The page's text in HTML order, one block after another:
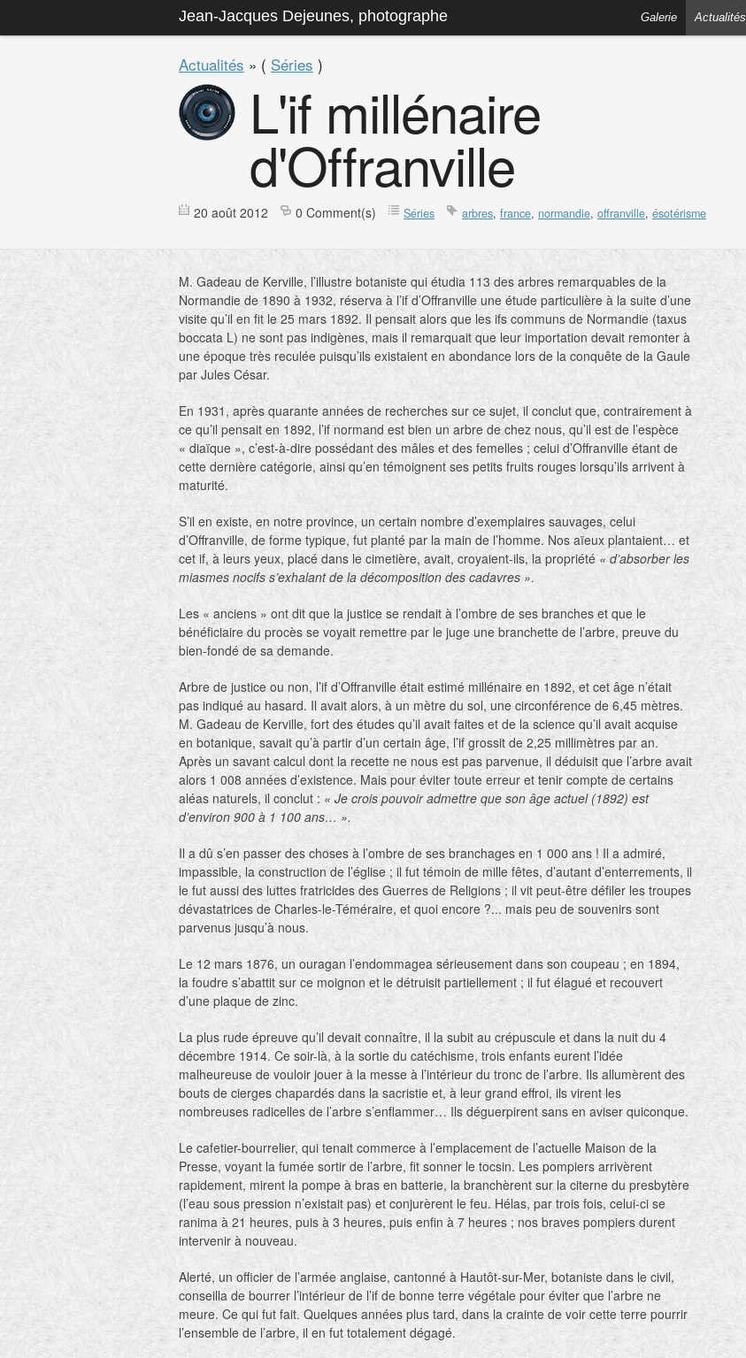
Jean-Jacques Dejeunes, photographe Galerie Actualités
Actualités » ( Séries )
L'if millénaire
d'Offranville
20 août 2012 0 Comment(s) Séries arbres, france, normandie, offranville, ésotérisme
M. Gadeau de Kerville, l’illustre botaniste qui étudia 113 des arbres remarquables de la
Normandie de 1890 à 1932, réserva à l’if d’Offranville une étude particulière à la suite d’une
visite qu’il en fit le 25 mars 1892. Il pensait alors que les ifs communs de Normandie (taxus
boccata L) ne sont pas indigènes, mais il remarquait que leur importation devait remonter à
une époque très reculée puisqu’ils existaient en abondance lors de la conquête de la Gaule
par Jules César.
En 1931, après quarante années de recherches sur ce sujet, il conclut que, contrairement à
ce qu’il pensait en 1892, l’if normand est bien un arbre de chez nous, qu’il est de l’espèce
« diaïque », c’est-à-dire possédant des mâles et des femelles ; celui d’Offranville étant de
cette dernière catégorie, ainsi qu’en témoignent ses petits fruits rouges lorsqu’ils arrivent à
maturité.
S’il en existe, en notre province, un certain nombre d’exemplaires sauvages, celui
d’Offranville, de forme typique, fut planté par la main de l’homme. Nos aïeux plantaient… et
cet if, à leurs yeux, placé dans le cimetière, avait, croyaient-ils, la propriété « d’absorber les
miasmes nocifs s’exhalant de la décomposition des cadavres ».
Les « anciens » ont dit que la justice se rendait à l’ombre de ses branches et que le
bénéficiaire du procès se voyait remettre par le juge une branchette de l’arbre, preuve du
bien-fondé de sa demande.
Arbre de justice ou non, l’if d’Offranville était estimé millénaire en 1892, et cet âge n’était
pas indiqué au hasard. Il avait alors, à un mètre du sol, une circonférence de 6,45 mètres.
M. Gadeau de Kerville, fort des études qu’il avait faites et de la science qu’il avait acquise
en botanique, savait qu’à partir d’un certain âge, l’if grossit de 2,25 millimètres par an.
Après un savant calcul dont la recette ne nous est pas parvenue, il déduisit que l’arbre avait
alors 1 008 années d’existence. Mais pour éviter toute erreur et tenir compte de certains
aléas naturels, il conclut : « Je crois pouvoir admettre que son âge actuel (1892) est
d’environ 900 à 1 100 ans… ».
Il a dû s’en passer des choses à l’ombre de ses branchages en 1 000 ans ! Il a admiré,
impassible, la construction de l’église ; il fut témoin de mille fêtes, d’autant d’enterrements, il
le fut aussi des luttes fratricides des Guerres de Religions ; il vit peut-être défiler les troupes
dévastatrices de Charles-le-Téméraire, et quoi encore ?... mais peu de souvenirs sont
parvenus jusqu’à nous.
Le 12 mars 1876, un ouragan l’endommagea sérieusement dans son coupeau ; en 1894,
la foudre s’abattit sur ce moignon et le détruisit partiellement ; il fut élagué et recouvert
d’une plaque de zinc.
La plus rude épreuve qu’il devait connaître, il la subit au crépuscule et dans la nuit du 4
décembre 1914. Ce soir-là, à la sortie du catéchisme, trois enfants eurent l’idée
malheureuse de vouloir jouer à la messe à l’intérieur du tronc de l’arbre. Ils allumèrent des
bouts de cierges chapardés dans la sacristie et, à leur grand effroi, ils virent les
nombreuses radicelles de l’arbre s’enflammer… Ils déguerpirent sans en aviser quiconque.
Le cafetier-bourrelier, qui tenait commerce à l’emplacement de l’actuelle Maison de la
Presse, voyant la fumée sortir de l’arbre, fit sonner le tocsin. Les pompiers arrivèrent
rapidement, mirent la pompe à bras en batterie, la branchèrent sur la citerne du presbytère
(l’eau sous pression n’existait pas) et conjurèrent le feu. Hélas, par trois fois, celui-ci se
ranima à 21 heures, puis à 3 heures, puis enfin à 7 heures ; nos braves pompiers durent
intervenir à nouveau.
Alerté, un officier de l’armée anglaise, cantonné à Hautôt-sur-Mer, botaniste dans le civil,
conseilla de bourrer l’intérieur de l’if de bonne terre végétale pour éviter que l’arbre ne
meure. Ce qui fut fait. Quelques années plus tard, dans la crainte de voir cette terre pourrir
l’ensemble de l’arbre, il en fut totalement dégagé.